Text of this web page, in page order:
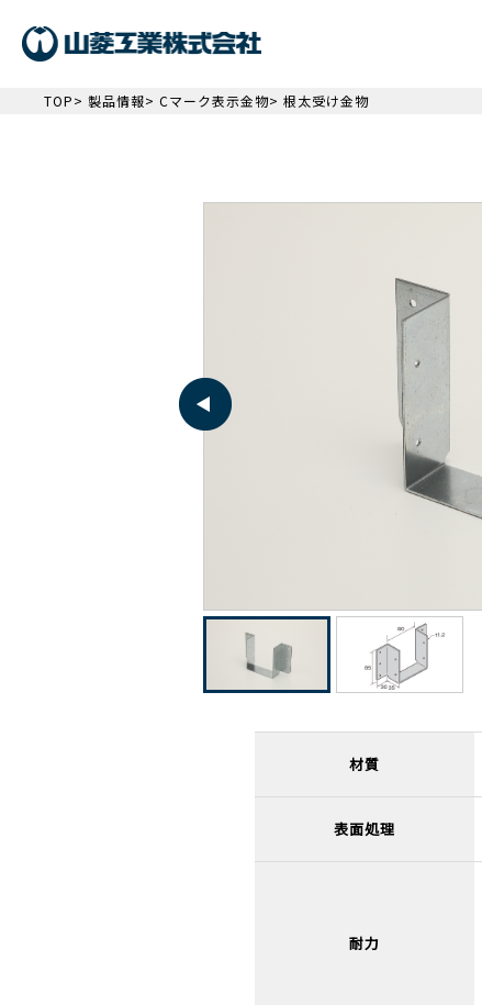
TOP> 製品情報> Cマーク表示金物> 根太受け金物
材質
表面処理
耐力